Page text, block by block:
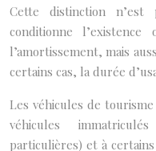
Cette distinction
conditionne
l’amortissement, mais
certains cas, la durée
Les véhicules de
véhicules
particulières) et à